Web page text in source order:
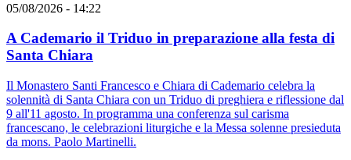
05/08/2026 - 14:22
A Cademario il Triduo in preparazione alla festa di
Santa Chiara
Il Monastero Santi Francesco e Chiara di Cademario celebra la
solennità di Santa Chiara con un Triduo di preghiera e riflessione dal
9 all'11 agosto. In programma una conferenza sul carisma
francescano, le celebrazioni liturgiche e la Messa solenne presieduta
da mons. Paolo Martinelli.